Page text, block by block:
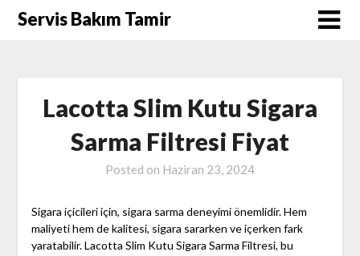
SkipServis Bakım Tamir
Lacotta Slim Kutu Sigara
Sarma Filtresi Fiyat
Posted on Haziran 23, 2024
Sigara içicileri için, sigara sarma deneyimi önemlidir. Hem
maliyeti hem de kalitesi, sigara sararken ve içerken fark
yaratabilir. Lacotta Slim Kutu Sigara Sarma Filtresi, bu